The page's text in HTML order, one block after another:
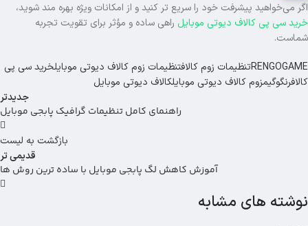
اگر می‌خواهید پیشرفت خود را سریع تر کنید و از امکانات ویژه بهره مند شوید،
خرید سی پی کالاف دیوتی موبایل راهی ساده و مؤثر برای تقویت تجربه
شماست.
RENGOGAMEتنظیمات زوم کالافتنظیمات زوم کالاف دیوتی موبایلخرید سی پی
کالافرنگوگیمزوم کالاف دیوتی موبایلکالاف دیوتی موبایل
جدیدتر
راهنمای کامل تنظیمات گرافیک پابجی موبایل
بازگشت به لیست
قدیمی تر
آموزش کاهش لگ پابجی موبایل با ساده ترین روش ها
نوشته های مشابه